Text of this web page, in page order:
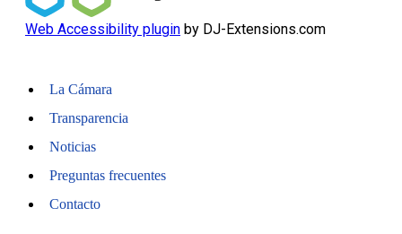
Web Accessibility plugin by DJ-Extensions.com
La Cámara
Transparencia
Noticias
Preguntas frecuentes
Contacto